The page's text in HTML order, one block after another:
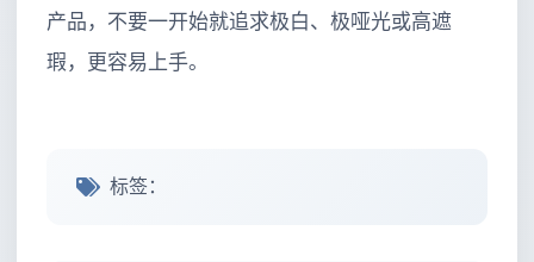
产品，不要一开始就追求极白、极哑光或高遮
瑕，更容易上手。
标签：